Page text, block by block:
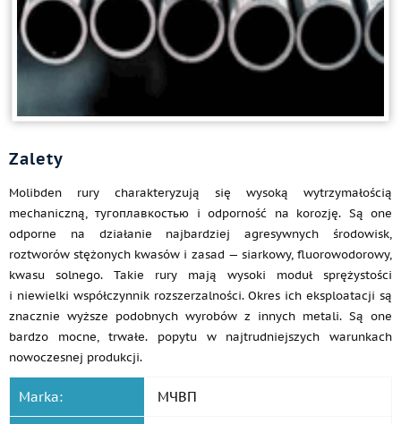
Zalety
Molibden rury charakteryzują się wysoką wytrzymałością
mechaniczną, тугоплавкостью i odporność na korozję. Są one
odporne na działanie najbardziej agresywnych środowisk,
roztworów stężonych kwasów i zasad — siarkowy, fluorowodorowy,
kwasu solnego. Takie rury mają wysoki moduł sprężystości
i niewielki współczynnik rozszerzalności. Okres ich eksploatacji są
znacznie wyższe podobnych wyrobów z innych metali. Są one
bardzo mocne, trwałe. popytu w najtrudniejszych warunkach
nowoczesnej produkcji.
Marka: МЧВП